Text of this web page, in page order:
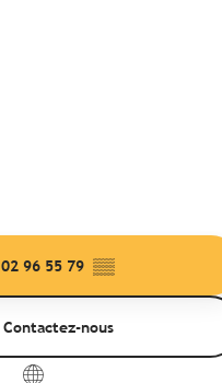
02 96 55 79 ▒▒
Contactez-nous